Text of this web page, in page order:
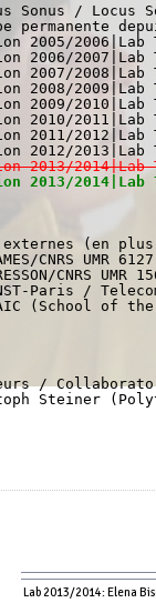
Sonus / Locus
permanente
2005/2006|Lab
2006/2007|Lab
2007/
2008/
2009/
2010/2011|Lab
2011/2012|Lab
2013/2014|Lab
2013/2014|Lab
externes (en
CNRS
CNRS
Paris /
(School of
/
Steiner
Lab 2013/2014: Elena